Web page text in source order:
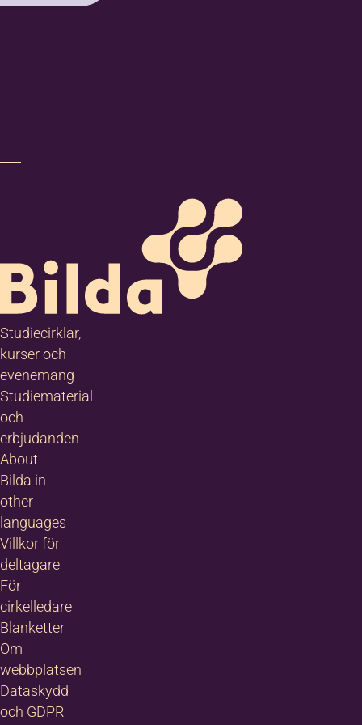
Studiecirklar,
kurser och
evenemang
Studiematerial
och
erbjudanden
About
Bilda in
other
languages
Villkor för
deltagare
För
cirkelledare
Blanketter
Om
webbplatsen
Dataskydd
och GDPR